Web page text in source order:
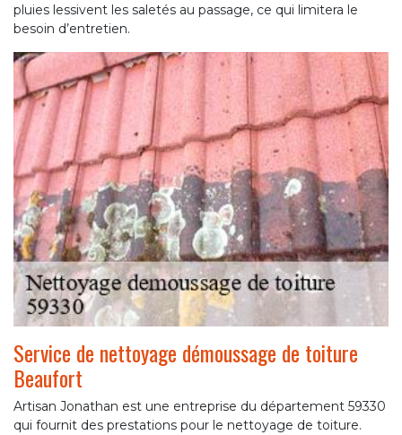
pluies lessivent les saletés au passage, ce qui limitera le
besoin d’entretien.
Service de nettoyage démoussage de toiture
Beaufort
Artisan Jonathan est une entreprise du département 59330
qui fournit des prestations pour le nettoyage de toiture.